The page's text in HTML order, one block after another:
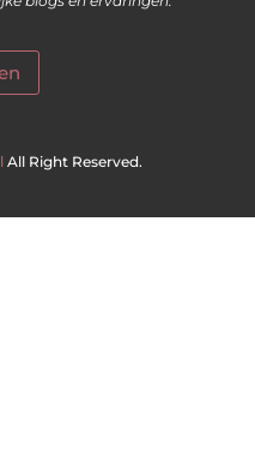
All Right Reserved.